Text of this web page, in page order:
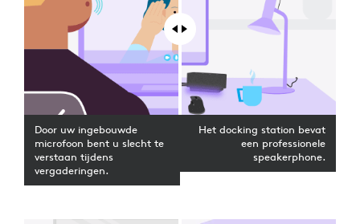
Door uw ingebouwde
microfoon bent u slecht te
verstaan tijdens
vergaderingen.
Het docking station bevat
een professionele
speakerphone.